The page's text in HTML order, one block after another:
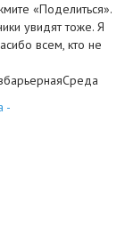
«Поделиться».
увидят тоже. Я
всем, кто не